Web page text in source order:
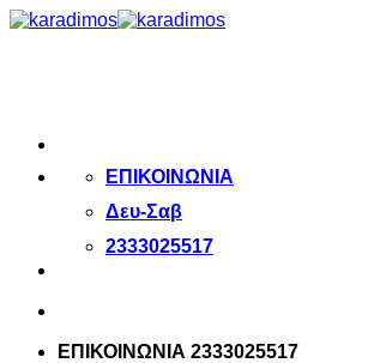
Μετάβαση
ΕΠΙΚΟΙΝΩΝΙΑ
Δευ-Σαβ
2333025517
ΕΠΙΚΟΙΝΩΝΙΑ 2333025517